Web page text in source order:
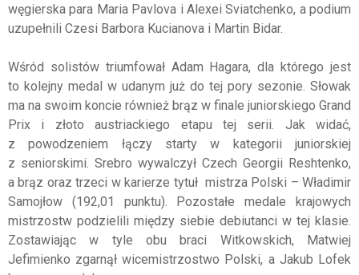
węgierska para Maria Pavlova i Alexei Sviatchenko, a podium
uzupełnili Czesi Barbora Kucianova i Martin Bidar.
Wśród solistów triumfował Adam Hagara, dla którego jest
to kolejny medal w udanym już do tej pory sezonie. Słowak
ma na swoim koncie również brąz w finale juniorskiego Grand
Prix i złoto austriackiego etapu tej serii. Jak widać,
z powodzeniem łączy starty w kategorii juniorskiej
z seniorskimi. Srebro wywalczył Czech Georgii Reshtenko,
a brąz oraz trzeci w karierze tytuł mistrza Polski – Władimir
Samojłow (192,01 punktu). Pozostałe medale krajowych
mistrzostw podzielili między siebie debiutanci w tej klasie.
Zostawiając w tyle obu braci Witkowskich, Matwiej
Jefimienko zgarnął wicemistrzostwo Polski, a Jakub Lofek